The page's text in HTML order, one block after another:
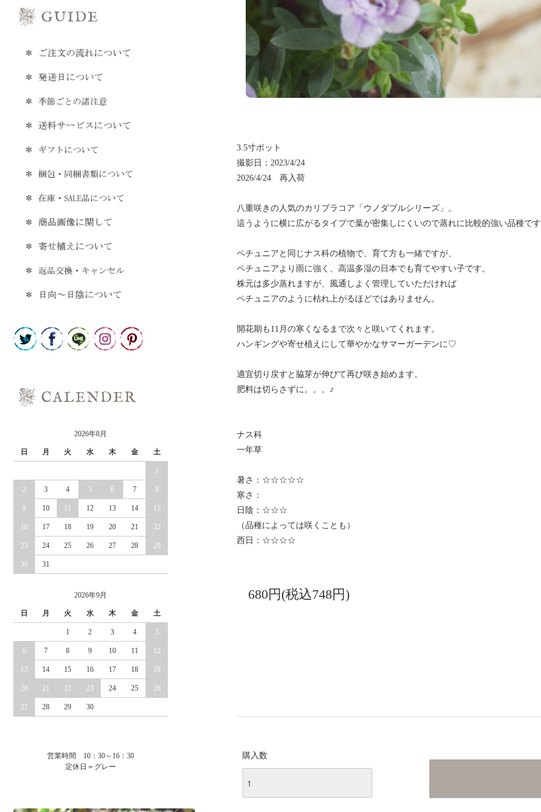
2026年8月
日 月 火 水 木 金 土
1
2 3 4 5 6 7 8
9 10 11 12 13 14 15
16 17 18 19 20 21 22
23 24 25 26 27 28 29
30 31
2026年9月
日 月 火 水 木 金 土
1 2 3 4 5
6 7 8 9 10 11 12
13 14 15 16 17 18 19
20 21 22 23 24 25 26
27 28 29 30
営業時間 10：30～16：30
定休日＝グレー
3.5寸ポット
撮影日：2023/4/24
2026/4/24 再入荷
八重咲きの人気のカリブラコア「ウノダブルシリーズ」。
這うように横に広がるタイプで葉が密集しにくいので蒸れに比較的強い品種で
ペチュニアと同じナス科の植物で、育て方も一緒ですが、
ペチュニアより雨に強く、高温多湿の日本でも育てやすい子です。
株元は多少蒸れますが、風通しよく管理していただければ
ペチュニアのように枯れ上がるほどではありません。
開花期も11月の寒くなるまで次々と咲いてくれます。
ハンギングや寄せ植えにして華やかなサマーガーデンに♡
適宜切り戻すと脇芽が伸びて再び咲き始めます。
肥料は切らさずに。。。♪
ナス科
一年草
暑さ：☆☆☆☆☆
寒さ：
日陰：☆☆☆
（品種によっては咲くことも）
西日：☆☆☆☆
680円(税込748円)
購入数